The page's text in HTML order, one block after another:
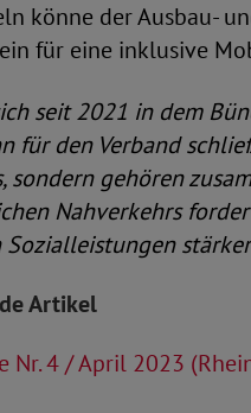
könne der Ausbau-
für eine inklusive
seit 2021 in dem
für den Verband
sondern gehören
Nahverkehrs
Sozialleistungen
Artikel
Nr. 4 / April 2023